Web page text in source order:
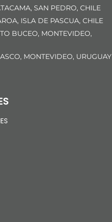
SAN PEDRO, CHILE
ISLA DE PASCUA, CHILE
BUCEO, MONTEVIDEO,
MONTEVIDEO, URUGUAY